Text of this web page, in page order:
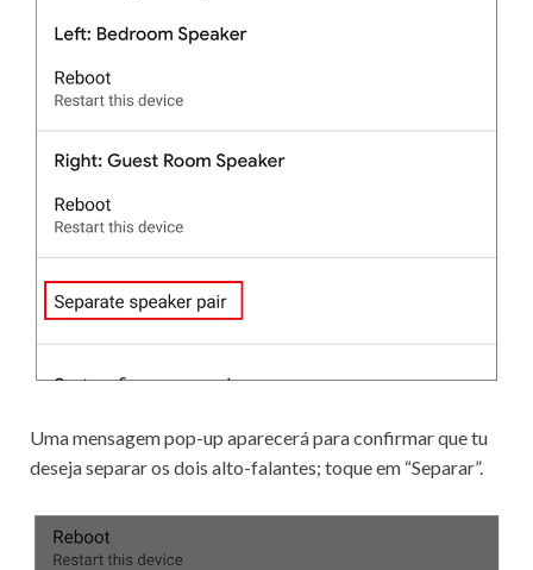
Uma mensagem pop-up aparecerá para confirmar que tu
deseja separar os dois alto-falantes; toque em “Separar”.